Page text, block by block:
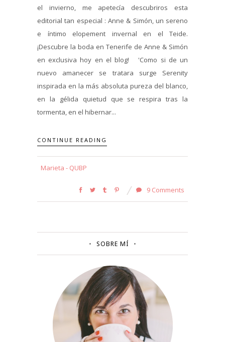
el invierno, me apetecía descubriros esta
editorial tan especial : Anne & Simón, un sereno
e íntimo elopement invernal en el Teide.
¡Descubre la boda en Tenerife de Anne & Simón
en exclusiva hoy en el blog! 'Como si de un
nuevo amanecer se tratara surge Serenity
inspirada en la más absoluta pureza del blanco,
en la gélida quietud que se respira tras la
tormenta, en el hibernar...
CONTINUE READING
Marieta - QUBP
9 Comments
SOBRE MÍ